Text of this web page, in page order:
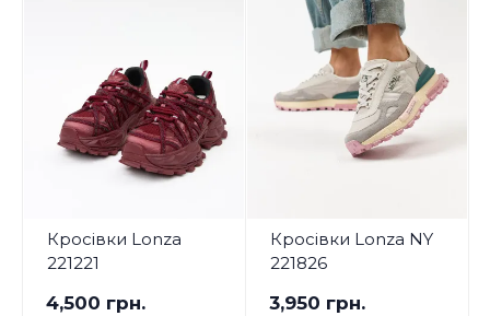
Кросівки Lonza
221221
4,500 грн.
Кросівки Lonza NY
221826
3,950 грн.